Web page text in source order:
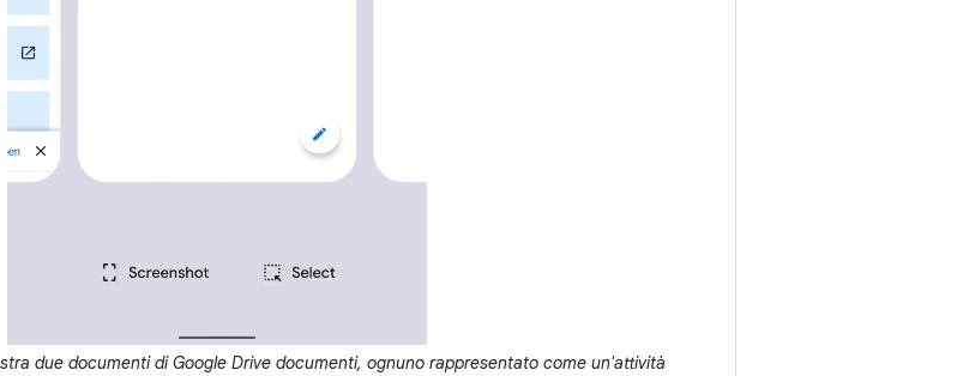
due documenti di Google Drive documenti, ognuno rappresentato come un'attività